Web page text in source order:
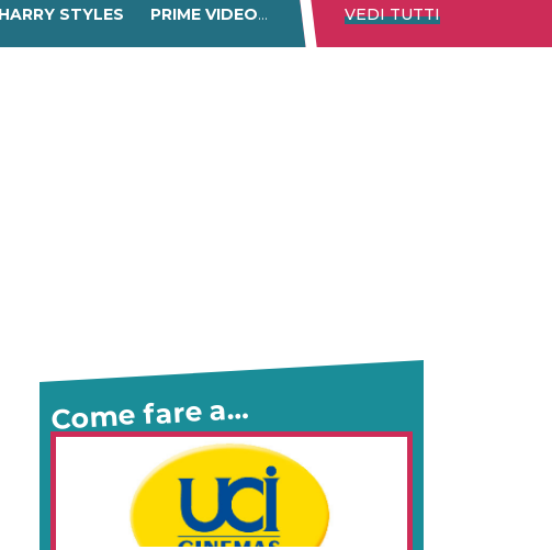
HARRY STYLES PRIME VIDEO DISNEY+ NETFLIX
VEDI TUTTI
Come fare a…